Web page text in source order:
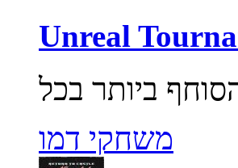
משחקי דמו